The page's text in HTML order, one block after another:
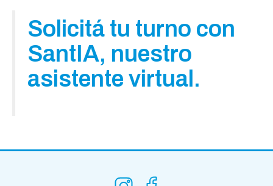
Solicitá tu turno con
SantIA, nuestro
asistente virtual.